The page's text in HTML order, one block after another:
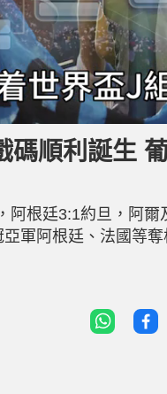
碼順利誕生
阿根廷3:1約旦，阿
軍阿根廷、法國等
萄牙對有莫迪歷
冠亞軍順利晉級 美